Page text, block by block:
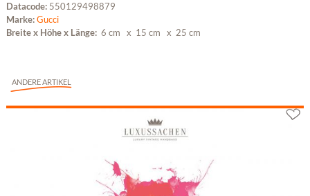
Datacode: 550129498879
Marke:Gucci
Breite x Höhe x Länge: 6 cm x 15 cm x 25 cm
ANDERE ARTIKEL